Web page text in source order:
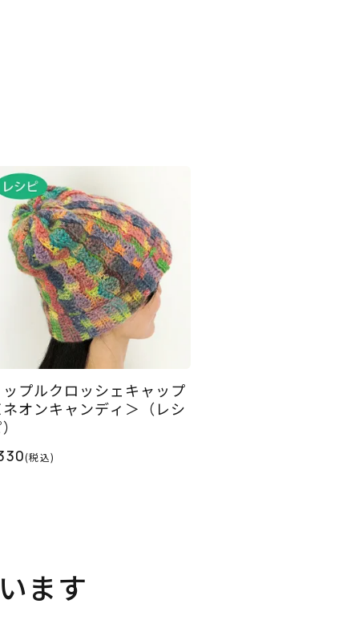
ップルクロッシェキャップ
ネオンキャンディ＞（レシ
(税込)
ます